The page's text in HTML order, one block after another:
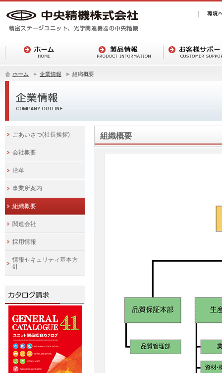
ホーム 企業情報 組織概要
組織概要
ごあいさつ(社長挨拶)
会社概要
沿革
事業所案内
組織概要
関連会社
採用情報
情報セキュリティ基本方
針